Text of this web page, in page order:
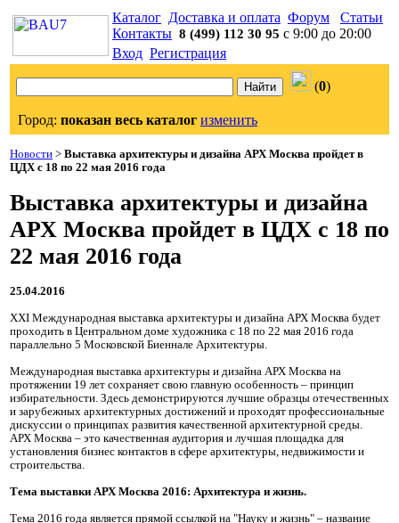
Каталог Доставка и оплата Форум
Статьи
Контакты 8 (499) 112 30 95 с 9:00 до 20:00
Вход Регистрация
(0)
Город: показан весь каталог изменить
Новости > Выставка архитектуры и дизайна АРХ Москва пройдет в
ЦДХ с 18 по 22 мая 2016 года
Выставка архитектуры и дизайна
АРХ Москва пройдет в ЦДХ с 18 по
22 мая 2016 года
25.04.2016
XXI Международная выставка архитектуры и дизайна АРХ Москва будет
проходить в Центральном доме художника с 18 по 22 мая 2016 года
параллельно 5 Московской Биеннале Архитектуры.
Международная выставка архитектуры и дизайна АРХ Москва на
протяжении 19 лет сохраняет свою главную особенность – принцип
избирательности. Здесь демонстрируются лучшие образцы отечественных
и зарубежных архитектурных достижений и проходят профессиональные
дискуссии о принципах развития качественной архитектурной среды.
АРХ Москва – это качественная аудитория и лучшая площадка для
установления бизнес контактов в сфере архитектуры, недвижимости и
строительства.
Тема выставки АРХ Москва 2016: Архитектура и жизнь.
Тема 2016 года является прямой ссылкой на "Науку и жизнь" – название